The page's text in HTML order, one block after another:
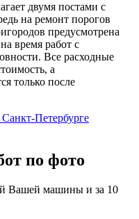
двумя постами с
на ремонт порогов
предусмотрена
время работ с
Все расходные
а
только после
Петербурге
по фото
Вашей машины и за 10